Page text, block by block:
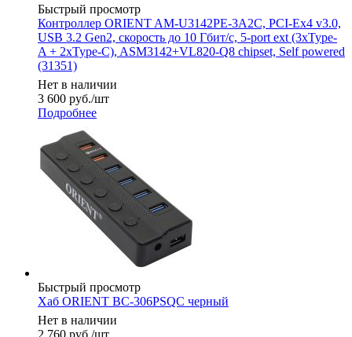
Быстрый просмотр
Контроллер ORIENT AM-U3142PE-3A2C, PCI-Ex4 v3.0,
USB 3.2 Gen2, скорость до 10 Гбит/с, 5-port ext (3xType-
A + 2xType-C), ASM3142+VL820-Q8 chipset, Self powered
(31351)
Нет в наличии
3 600 руб./шт
Подробнее
Быстрый просмотр
Хаб ORIENT BC-306PSQC черный
Нет в наличии